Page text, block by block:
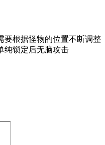
要根据怪物的位置不断调整
纯锁定后无脑攻击